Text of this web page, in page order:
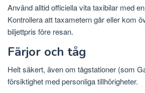
Använd alltid officiella vita taxibilar med
Kontrollera att taxametern går eller kom
biljettpris före resan.
Färjor och tåg
Helt säkert, även om tågstationer (som
försiktighet med personliga tillhörigheter.